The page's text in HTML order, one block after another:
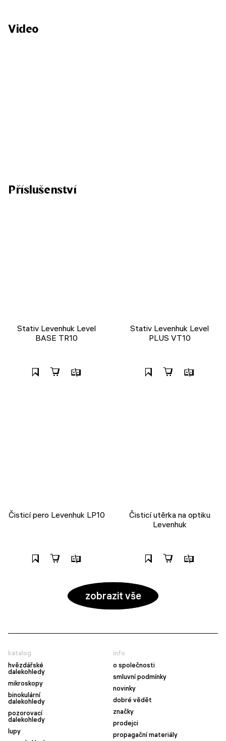
Video
Příslušenství
Stativ Levenhuk Level
BASE TR10
Stativ Levenhuk Level
PLUS VT10
Čisticí pero Levenhuk LP10
Čisticí utěrka na optiku
Levenhuk
zobrazit vše
katalog
hvězdářské
dalekohledy
mikroskopy
binokulární
dalekohledy
pozorovací
dalekohledy
lupy
info
o společnosti
smluvní podmínky
novinky
dobré vědět
značky
prodejci
propagační materiály